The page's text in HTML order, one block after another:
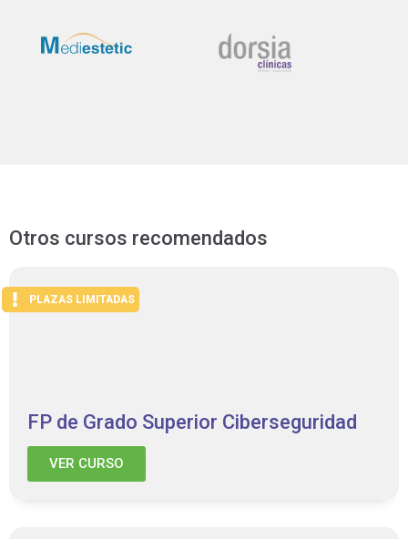
Otros cursos recomendados
PLAZAS LIMITADAS
FP de Grado Superior Ciberseguridad
VER CURSO